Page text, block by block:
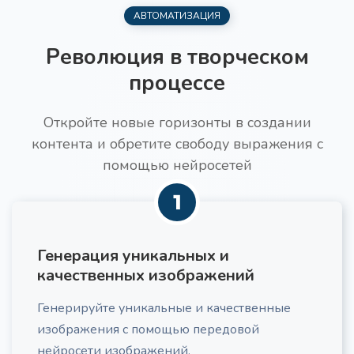
1
результате предоставляет текст.
1
Преобразование вашего текста в аудио-
файл в формате MP3
1
Выберите нейро-картинки
с помощью ИИ
АВТОМАТИЗАЦИЯ
Революция в творческом
процессе
Откройте новые горизонты в создании
контента и обретите свободу выражения с
помощью нейросетей
1
Генерация уникальных и
качественных изображений
Генерируйте уникальные и качественные
изображения с помощью передовой